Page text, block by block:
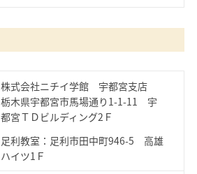
株式会社ニチイ学館 宇都宮支店
栃木県宇都宮市馬場通り1-1-11 宇
都宮ＴＤビルディング2Ｆ
足利教室：足利市田中町946-5 高雄
ハイツ1Ｆ